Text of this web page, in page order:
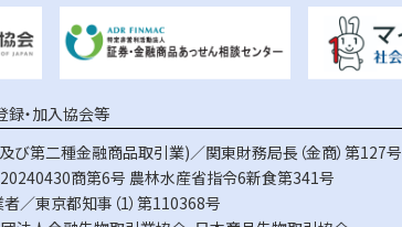
録・加入協会等
第二種金融商品取引業)／関東財務局長（金商）第127号
商第6号 農林水産省指令6新食第341号
／東京都知事（1）第110368号